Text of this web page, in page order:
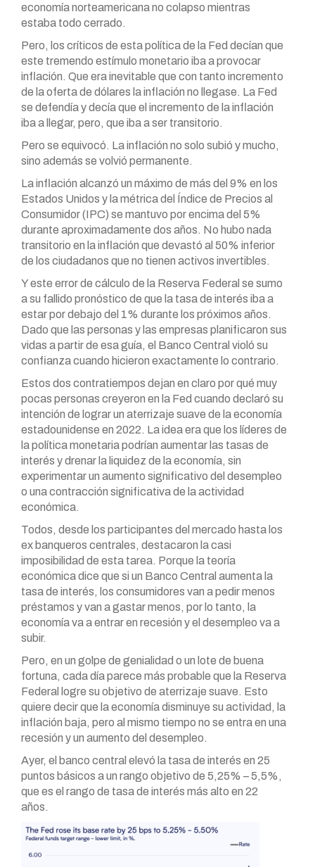
economía norteamericana no colapso mientras
estaba todo cerrado.
Pero, los críticos de esta política de la Fed decían que
este tremendo estímulo monetario iba a provocar
inflación. Que era inevitable que con tanto incremento
de la oferta de dólares la inflación no llegase. La Fed
se defendía y decía que el incremento de la inflación
iba a llegar, pero, que iba a ser transitorio.
Pero se equivocó. La inflación no solo subió y mucho,
sino además se volvió permanente.
La inflación alcanzó un máximo de más del 9% en los
Estados Unidos y la métrica del Índice de Precios al
Consumidor (IPC) se mantuvo por encima del 5%
durante aproximadamente dos años. No hubo nada
transitorio en la inflación que devastó al 50% inferior
de los ciudadanos que no tienen activos invertibles.
Y este error de cálculo de la Reserva Federal se sumo
a su fallido pronóstico de que la tasa de interés iba a
estar por debajo del 1% durante los próximos años.
Dado que las personas y las empresas planificaron sus
vidas a partir de esa guía, el Banco Central violó su
confianza cuando hicieron exactamente lo contrario.
Estos dos contratiempos dejan en claro por qué muy
pocas personas creyeron en la Fed cuando declaró su
intención de lograr un aterrizaje suave de la economía
estadounidense en 2022. La idea era que los líderes de
la política monetaria podrían aumentar las tasas de
interés y drenar la liquidez de la economía, sin
experimentar un aumento significativo del desempleo
o una contracción significativa de la actividad
económica.
Todos, desde los participantes del mercado hasta los
ex banqueros centrales, destacaron la casi
imposibilidad de esta tarea. Porque la teoría
económica dice que si un Banco Central aumenta la
tasa de interés, los consumidores van a pedir menos
préstamos y van a gastar menos, por lo tanto, la
economía va a entrar en recesión y el desempleo va a
subir.
Pero, en un golpe de genialidad o un lote de buena
fortuna, cada día parece más probable que la Reserva
Federal logre su objetivo de aterrizaje suave. Esto
quiere decir que la economía disminuye su actividad, la
inflación baja, pero al mismo tiempo no se entra en una
recesión y un aumento del desempleo.
Ayer, el banco central elevó la tasa de interés en 25
puntos básicos a un rango objetivo de 5,25% – 5,5%,
que es el rango de tasa de interés más alto en 22
años.